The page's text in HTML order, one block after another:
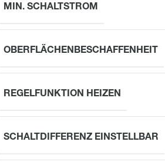
MIN. SCHALTSTROM
OBERFLÄCHENBESCHAFFENHEIT
REGELFUNKTION HEIZEN
SCHALTDIFFERENZ EINSTELLBAR